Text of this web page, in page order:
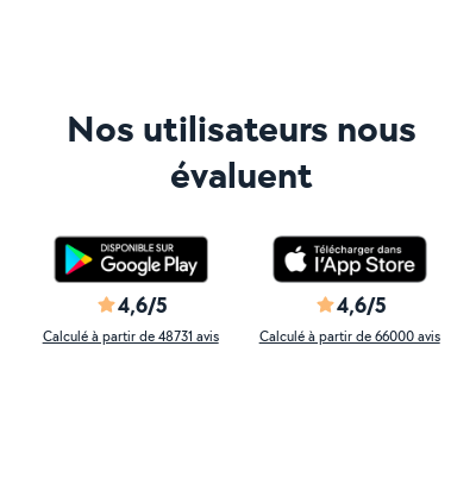
Nos utilisateurs nous
évaluent
4,6/5
Calculé à partir de 48731 avis
4,6/5
Calculé à partir de 66000 avis